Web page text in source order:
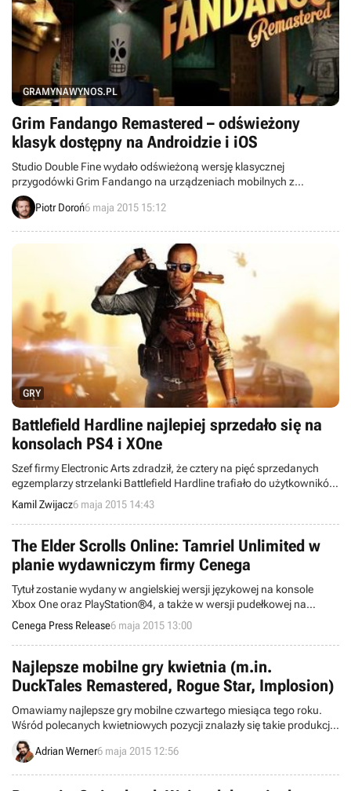
GRAMYNAWYNOS.PL
Grim Fandango Remastered – odświeżony
klasyk dostępny na Androidzie i iOS
Studio Double Fine wydało odświeżoną wersję klasycznej
przygodówki Grim Fandango na urządzeniach mobilnych z
systemami Android oraz iOS. Produkcja została udostępniona w
premierowej cenie około 40-45 złotych (w zależności od platformy).
Piotr Doroń6 maja 2015 15:12
GRY
Battlefield Hardline najlepiej sprzedało się na
konsolach PS4 i XOne
Szef firmy Electronic Arts zdradził, że cztery na pięć sprzedanych
egzemplarzy strzelanki Battlefield Hardline trafiało do użytkowników
konsol PlayStation 4 i Xbox One. Jednocześnie z najnowszego
raportu finansowego koncernu wynika, że PC-ty od kilku lat
zapewniają "Elektronikom" coraz mniejsze przychody.
Kamil Zwijacz6 maja 2015 14:43
The Elder Scrolls Online: Tamriel Unlimited w
planie wydawniczym firmy Cenega
Tytuł zostanie wydany w angielskiej wersji językowej na konsole
Xbox One oraz PlayStation®4, a także w wersji pudełkowej na
komputery PC. Przypominamy jednocześnie, że gracze nie muszą
już opłacać comiesięcznej subskrypcji.
Cenega Press Release6 maja 2015 13:00
Najlepsze mobilne gry kwietnia (m.in.
DuckTales Remastered, Rogue Star, Implosion)
Omawiamy najlepsze gry mobilne czwartego miesiąca tego roku.
Wśród polecanych kwietniowych pozycji znalazły się takie produkcje
jak DuckTales Remastered, Football Manager Classic 2015,
Forgotten Memories, Sorcery! 3, Implosion, Ys Chronicles 1, Rogue
Adrian Werner6 maja 2015 12:56